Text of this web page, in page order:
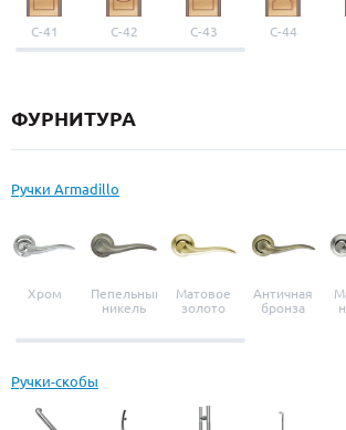
С-41 С-42 С-43 С-44
ФУРНИТУРА
Ручки Armadillo
Хром
Пепельный
никель
Матовое
золото
Античная
бронза
Ручки-скобы